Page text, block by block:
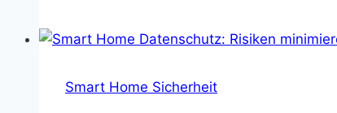
Senioren:
Smart Home Sicherheit